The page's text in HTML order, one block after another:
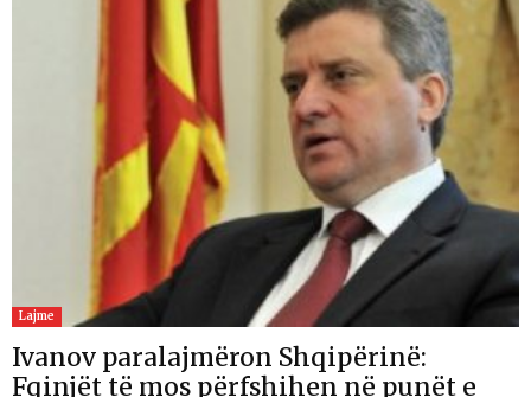
Lajme
Ivanov paralajmëron Shqipërinë:
Fqinjët të mos përfshihen në punët e